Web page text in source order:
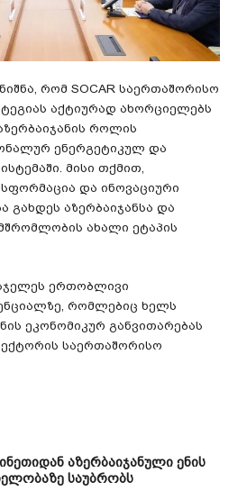
რომ SOCAR საერთაშორისო
აქტიურად ახორციელებს
როლის
ენერგეტიკულ და
მისი თქმით,
და ინოვაციური
გახდეს აზერბაიჯანსა და
ახალი ეტაპის
ერთობლივი
რომლებიც ხელს
ეკონომიკურ განვითარებას
საერთაშორისო
აზერბაიჯანული ენის
საუბრობს